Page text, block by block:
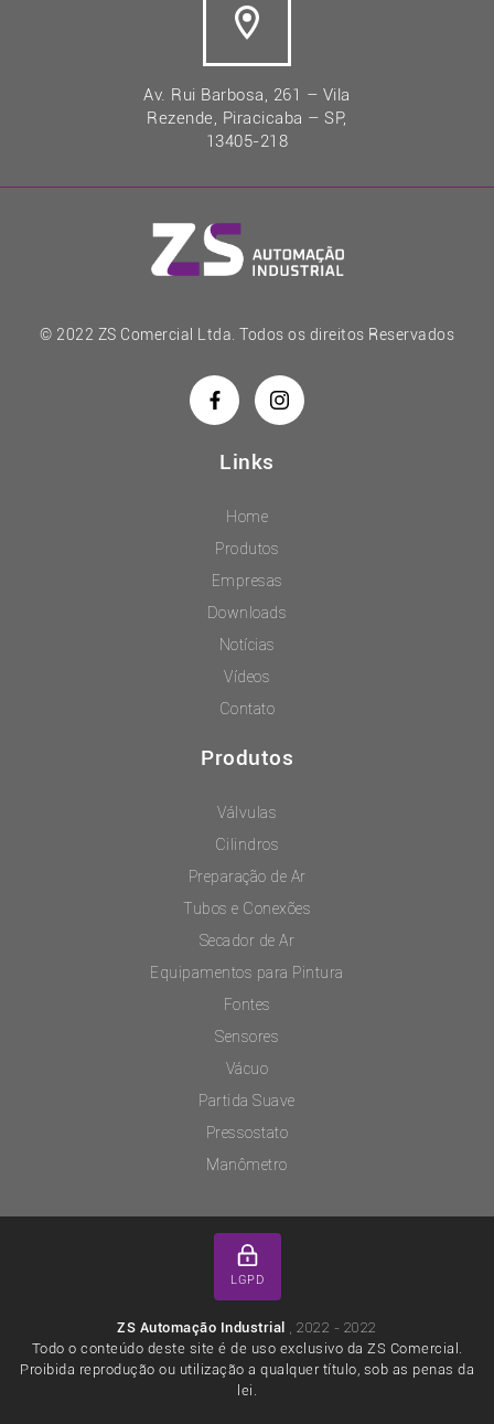
Av. Rui Barbosa, 261 – Vila
Rezende, Piracicaba – SP,
13405-218
© 2022 ZS Comercial Ltda. Todos os direitos Reservados
Links
Home
Produtos
Empresas
Downloads
Notícias
Vídeos
Contato
Produtos
Válvulas
Cilindros
Preparação de Ar
Tubos e Conexões
Secador de Ar
Equipamentos para Pintura
Fontes
Sensores
Vácuo
Partida Suave
Pressostato
Manômetro
LGPD
ZS Automação Industrial , 2022 - 2022
Todo o conteúdo deste site é de uso exclusivo da ZS Comercial.
Proibida reprodução ou utilização a qualquer título, sob as penas da
lei.